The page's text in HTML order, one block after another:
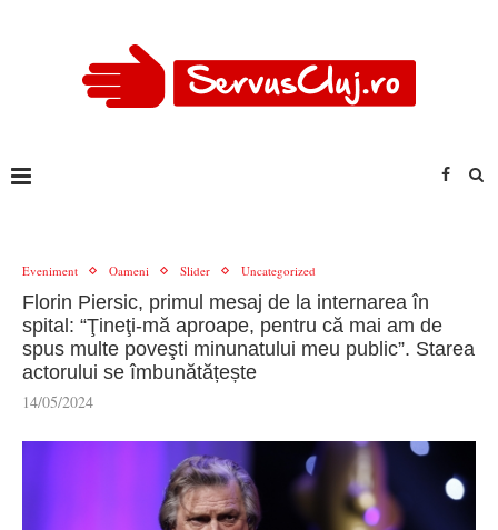
Eveniment Oameni Slider Uncategorized
Florin Piersic, primul mesaj de la internarea în
spital: “Ţineţi-mă aproape, pentru că mai am de
spus multe poveşti minunatului meu public”. Starea
actorului se îmbunătățește
14/05/2024